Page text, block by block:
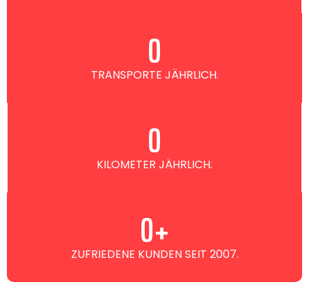
TRANSPORTE JÄHRLICH.
0
KILOMETER JÄHRLICH.
0
ZUFRIEDENE KUNDEN SEIT 2007.
0+